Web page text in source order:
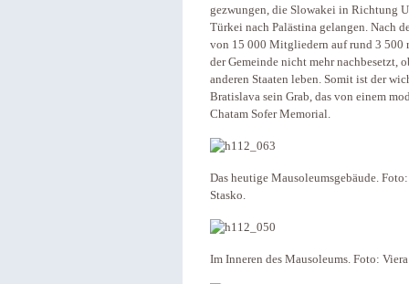
gezwungen, die Slowakei in Richtung
Türkei nach Palästina gelangen. Nach
von 15 000 Mitgliedern auf rund 3 500
der Gemeinde nicht mehr nachbesetzt,
anderen Staaten leben. Somit ist der
Bratislava sein Grab, das von einem
Chatam Sofer Memorial.
Das heutige Mausoleumsgebäude.
Stasko.
Im Inneren des Mausoleums. Foto: